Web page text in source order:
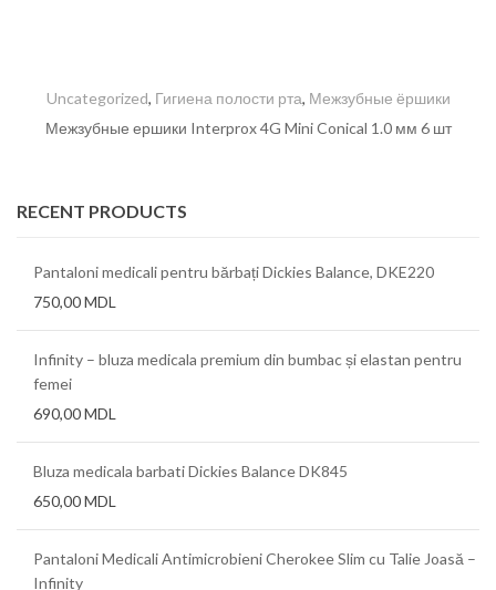
Uncategorized, Гигиена полости рта, Межзубные ёршики
Межзубные ершики Interprox 4G Mini Conical 1.0 мм 6 шт
RECENT PRODUCTS
Pantaloni medicali pentru bărbați Dickies Balance, DKE220
750,00MDL
Infinity – bluza medicala premium din bumbac și elastan pentru
femei
690,00MDL
Bluza medicala barbati Dickies Balance DK845
650,00MDL
Pantaloni Medicali Antimicrobieni Cherokee Slim cu Talie Joasă –
Infinity